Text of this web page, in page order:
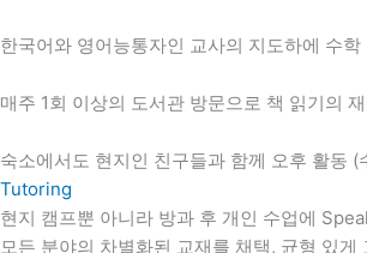
한국어와 영어능통자인 교사의 지도하에 수
매주 1회 이상의 도서관 방문으로 책 읽기의
숙소에서도 현지인 친구들과 함께 오후 활동
Tutoring
현지 캠프뿐 아니라 방과 후 개인 수업에
모든 분야의 차별화된 교재를 채택, 균형 있게